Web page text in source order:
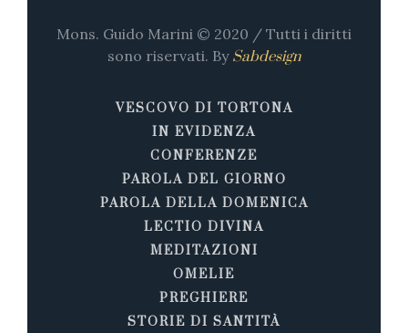
Mons. Guido Marini © 2020 / Tutti i diritti
sono riservati. By Sabdesign
VESCOVO DI TORTONA
IN EVIDENZA
CONFERENZE
PAROLA DEL GIORNO
PAROLA DELLA DOMENICA
LECTIO DIVINA
MEDITAZIONI
OMELIE
PREGHIERE
STORIE DI SANTITÀ